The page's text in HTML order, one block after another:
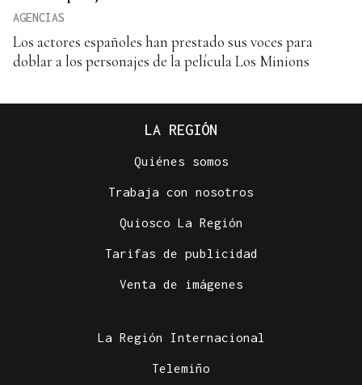
AGENCIAS
Los actores españoles han prestado sus voces para
doblar a los personajes de la película Los Minions
LA REGIÓN
Quiénes somos
Trabaja con nosotros
Quiosco La Región
Tarifas de publicidad
Venta de imágenes
La Región Internacional
Telemiño